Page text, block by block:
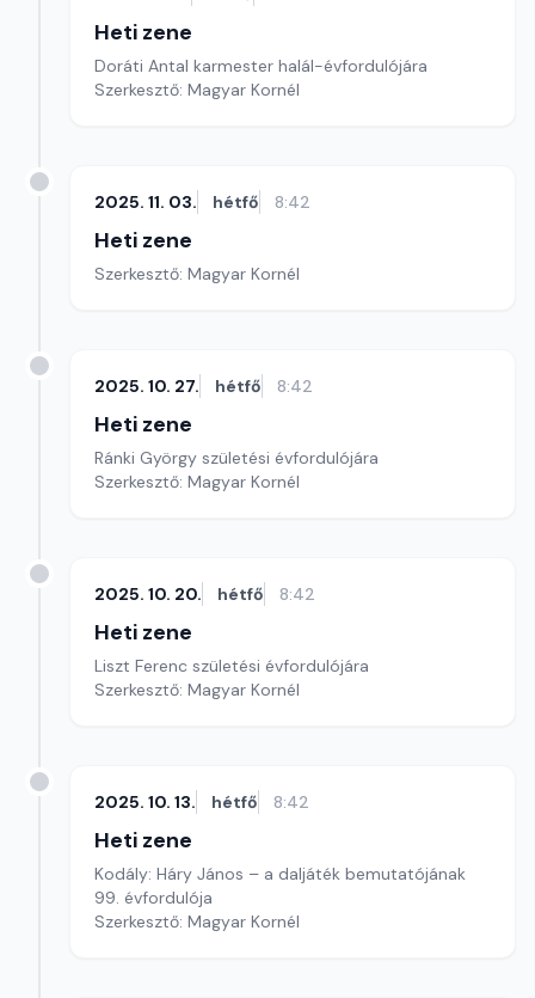
Heti zene
Doráti Antal karmester halál-évfordulójára
Szerkesztő: Magyar Kornél
2025. 11. 03. hétfő 8:42
Heti zene
Szerkesztő: Magyar Kornél
2025. 10. 27. hétfő 8:42
Heti zene
Ránki György születési évfordulójára
Szerkesztő: Magyar Kornél
2025. 10. 20. hétfő 8:42
Heti zene
Liszt Ferenc születési évfordulójára
Szerkesztő: Magyar Kornél
2025. 10. 13. hétfő 8:42
Heti zene
Kodály: Háry János – a daljáték bemutatójának
99. évfordulója
Szerkesztő: Magyar Kornél